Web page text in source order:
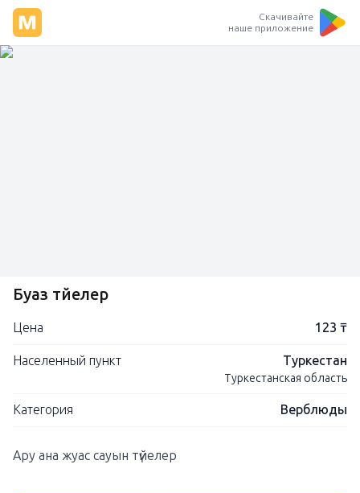
Скачивайте
наше приложение
Буаз түйелер
Цена 123 ₸
Населенный пункт Туркестан
Туркестанская область
Категория Верблюды
Ару ана жуас сауын түйелер